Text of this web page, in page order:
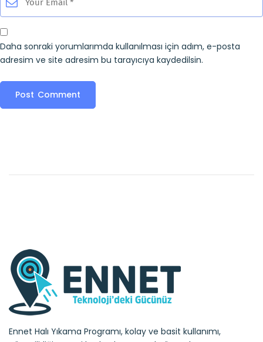
Daha sonraki yorumlarımda kullanılması için adım, e-posta
adresim ve site adresim bu tarayıcıya kaydedilsin.
Ennet Halı Yıkama Programı, kolay ve basit kullanımı,